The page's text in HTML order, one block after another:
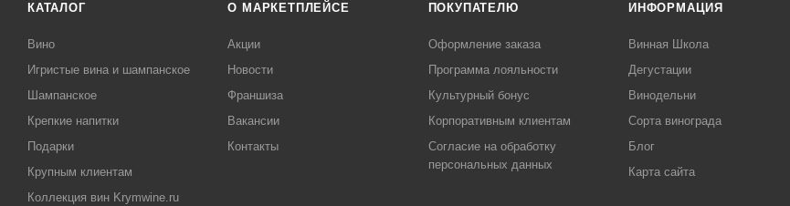
КАТАЛОГ
Вино
Игристые вина и шампанское
Шампанское
Крепкие напитки
Подарки
Крупным клиентам
Коллекция вин Krymwine.ru
О МАРКЕТПЛЕЙСЕ
Акции
Новости
Франшиза
Вакансии
Контакты
ПОКУПАТЕЛЮ
Оформление заказа
Программа лояльности
Культурный бонус
Корпоративным клиентам
Согласие на обработку
персональных данных
ИНФОРМАЦИЯ
Винная Школа
Дегустации
Винодельни
Сорта винограда
Блог
Карта сайта